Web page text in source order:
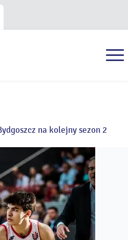
na kolejny sezon 2